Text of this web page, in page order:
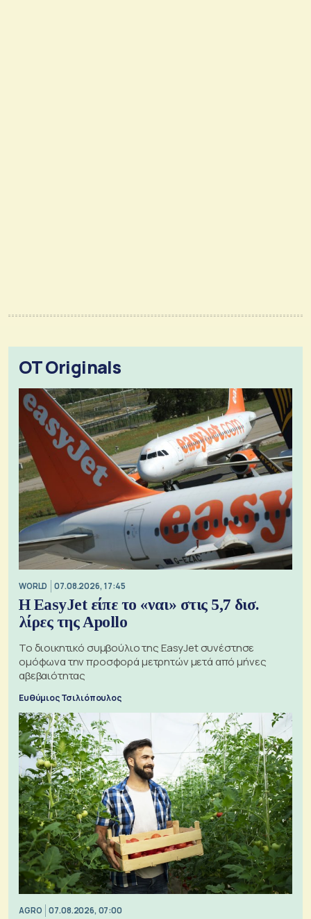
OT Originals
WORLD 07.08.2026, 17:45
Η EasyJet είπε το «ναι» στις 5,7 δισ.
λίρες της Apollo
Το διοικητικό συμβούλιο της EasyJet συνέστησε
ομόφωνα την προσφορά μετρητών μετά από μήνες
αβεβαιότητας
Ευθύμιος Τσιλιόπουλος
AGRO 07.08.2026, 07:00